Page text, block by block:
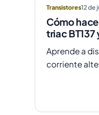
Transistores12 de
Cómo
triac BT137
Aprende a
corriente
MOC3031